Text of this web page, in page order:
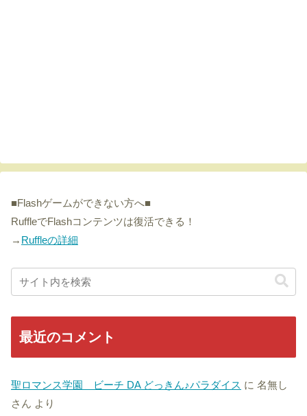
■Flashゲームができない方へ■
RuffleでFlashコンテンツは復活できる！
→ Ruffleの詳細
最近のコメント
聖ロマンス学園 ビーチ DA どっきん♪パラダイス に 名無し
さん より